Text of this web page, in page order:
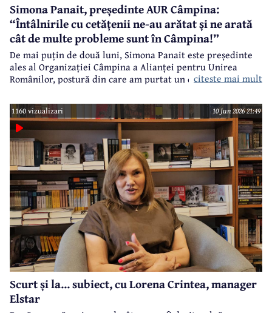
Simona Panait, președinte AUR Câmpina:
“Întâlnirile cu cetățenii ne-au arătat și ne arată
cât de multe probleme sunt în Câmpina!”
De mai puțin de două luni, Simona Panait este președinte
ales al Organizației Câmpina a Alianței pentru Unirea
Românilor, postură din care am purtat un dialog despre
formațiuni politice.
citeste mai mult
1160 vizualizari 10 Jun 2026 21:49
Scurt și la... subiect, cu Lorena Crintea, manager
Elstar